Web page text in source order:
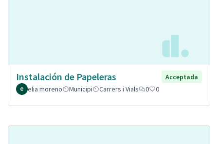
Instalación de Papeleras
Acceptada
elia moreno
Municipi Carrers i Vials 0 0